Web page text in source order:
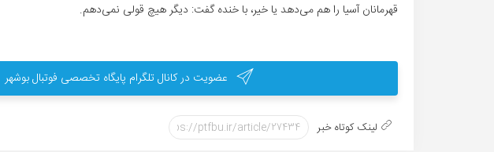
قهرمانان آسیا را هم می‌دهد یا خیر، با خنده گفت: دیگر هیچ قولی نمی‌دهم.
عضویت در کانال تلگرام پایگاه تخصصی فوتبال بوشهر
لینک کوتاه خبر